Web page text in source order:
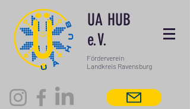
UA HUB
e.V.
Förderverein
Landkreis Ravensburg